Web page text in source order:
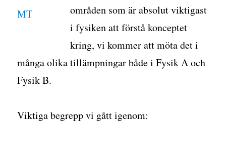
områden som är absolut viktigast
i fysiken att förstå konceptet
kring, vi kommer att möta det i
många olika tillämpningar både i Fysik A och
Fysik B.
Viktiga begrepp vi gått igenom: